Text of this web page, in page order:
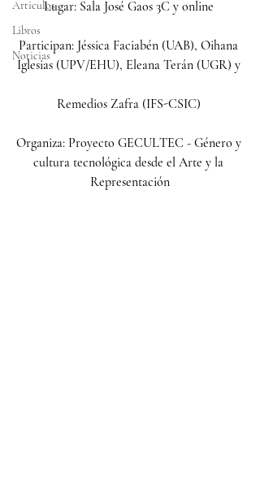
Articulos
Libros
Noticias
Lugar: Sala José Gaos 3C y online
Participan: Jéssica Faciabén (UAB), Oihana
Iglesias (UPV/EHU), Eleana Terán (UGR) y
Remedios Zafra (IFS-CSIC)
Organiza: Proyecto GECULTEC - Género y
cultura tecnológica desde el Arte y la
Representación